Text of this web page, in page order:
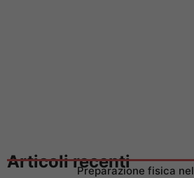
Articoli recentiPreparazione fisica nel